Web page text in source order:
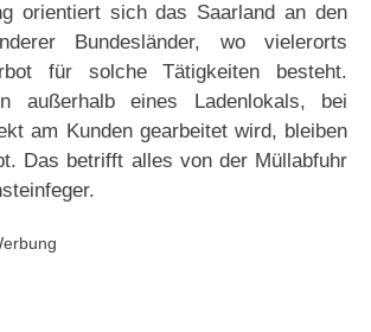
orientiert sich das Saarland an den
Bundesländer, wo vielerorts
für solche Tätigkeiten besteht.
außerhalb eines Ladenlokals, bei
am Kunden gearbeitet wird, bleiben
Das betrifft alles von der Müllabfuhr